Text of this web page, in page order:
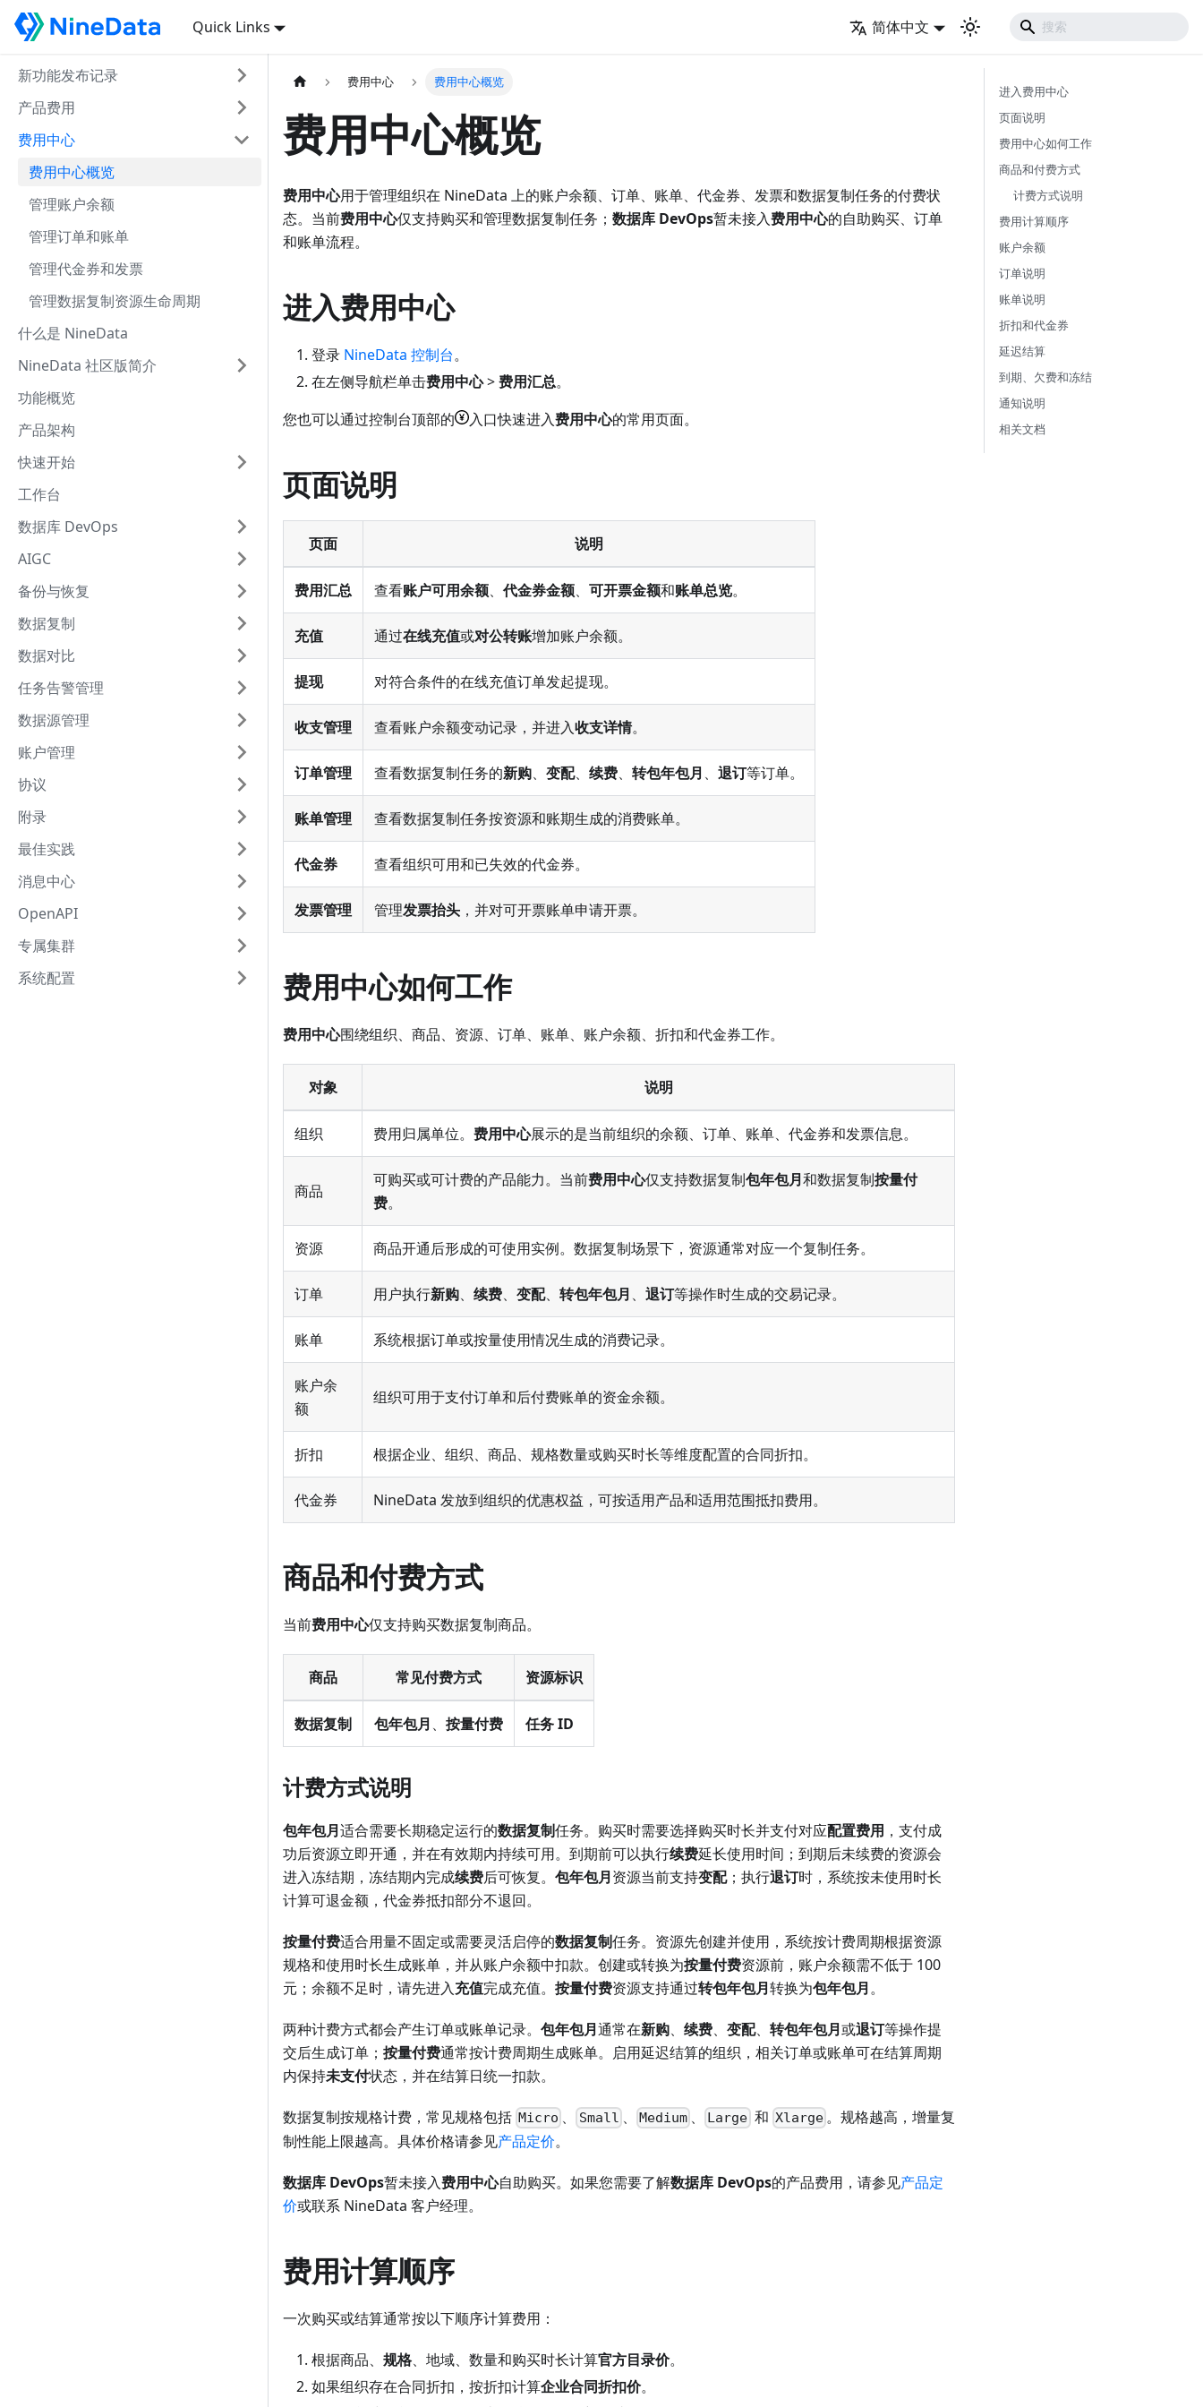
Quick Links 简体中文
新功能发布记录
产品费用
费用中心
费用中心概览
管理账户余额
管理订单和账单
管理代金券和发票
管理数据复制资源生命周期
什么是 NineData
NineData 社区版简介
功能概览
产品架构
快速开始
工作台
数据库 DevOps
AIGC
备份与恢复
数据复制
数据对比
任务告警管理
数据源管理
账户管理
协议
附录
最佳实践
消息中心
OpenAPI
专属集群
系统配置
费用中心 费用中心概览
费用中心概览
费用中心用于管理组织在 NineData 上的账户余额、订单、账单、代金券、发票和数据复制任务的付费状
态。当前费用中心仅支持购买和管理数据复制任务； 数据库 DevOps暂未接入费用中心的自助购买、订单
和账单流程。
进入费用中心
登录 NineData 控制台。
在左侧导航栏单击费用中心>费用汇总。
您也可以通过控制台顶部的
入口快速进入费用中心的常用页面。
页面说明
页面 说明
费用汇总 查看账户可用余额、 代金券金额、 可开票金额和账单总览。
充值 通过在线充值或对公转账增加账户余额。
提现 对符合条件的在线充值订单发起提现。
收支管理 查看账户余额变动记录，并进入收支详情。
订单管理 查看数据复制任务的新购、 变配、 续费、 转包年包月 、 退订等订单。
账单管理 查看数据复制任务按资源和账期生成的消费账单。
代金券 查看组织可用和已失效的代金券。
发票管理 管理发票抬头 ，并对可开票账单申请开票。
费用中心如何工作
费用中心围绕组织、商品、资源、订单、账单、账户余额、折扣和代金券工作。
对象 说明
组织 费用归属单位。 费用中心展示的是当前组织的余额、订单、账单、代金券和发票信息。
商品
可购买或可计费的产品能力。当前费用中心仅支持数据复制包年包月和数据复制按量付
费。
资源 商品开通后形成的可使用实例。数据复制场景下，资源通常对应一个复制任务。
订单 用户执行新购、 续费、 变配、 转包年包月 、 退订等操作时生成的交易记录。
账单 系统根据订单或按量使用情况生成的消费记录。
账户余
额
组织可用于支付订单和后付费账单的资金余额。
折扣 根据企业、组织、商品、规格数量或购买时长等维度配置的合同折扣。
代金券 NineData 发放到组织的优惠权益，可按适用产品和适用范围抵扣费用。
商品和付费方式
当前费用中心仅支持购买数据复制商品。
商品 常见付费方式 资源标识
数据复制 包年包月 、 按量付费 任务 ID
计费方式说明
包年包月适合需要长期稳定运行的数据复制任务。购买时需要选择购买时长并支付对应配置费用 ，支付成
功后资源立即开通，并在有效期内持续可用。到期前可以执行续费延长使用时间；到期后未续费的资源会
进入冻结期，冻结期内完成续费后可恢复。 包年包月资源当前支持变配；执行退订时，系统按未使用时长
计算可退金额，代金券抵扣部分不退回。
按量付费适合用量不固定或需要灵活启停的数据复制任务。资源先创建并使用，系统按计费周期根据资源
规格和使用时长生成账单，并从账户余额中扣款。创建或转换为按量付费资源前，账户余额需不低于 100
元；余额不足时，请先进入充值完成充值。 按量付费资源支持通过转包年包月转换为包年包月。
两种计费方式都会产生订单或账单记录。 包年包月通常在新购、 续费、 变配、 转包年包月或退订等操作提
交后生成订单； 按量付费通常按计费周期生成账单。启用延迟结算的组织，相关订单或账单可在结算周期
内保持未支付状态，并在结算日统一扣款。
数据复制按规格计费，常见规格包括 Micro 、 Small 、 Medium 、 Large和 Xlarge。规格越高，增量复
制性能上限越高。具体价格请参见产品定价。
数据库 DevOps暂未接入费用中心自助购买。如果您需要了解数据库 DevOps的产品费用，请参见产品定
价或联系 NineData 客户经理。
费用计算顺序
一次购买或结算通常按以下顺序计算费用：
根据商品、 规格、地域、数量和购买时长计算官方目录价。
如果组织存在合同折扣，按折扣计算企业合同折扣价。
进入费用中心
页面说明
费用中心如何工作
商品和付费方式
计费方式说明
费用计算顺序
账户余额
订单说明
账单说明
折扣和代金券
延迟结算
到期、欠费和冻结
通知说明
相关文档